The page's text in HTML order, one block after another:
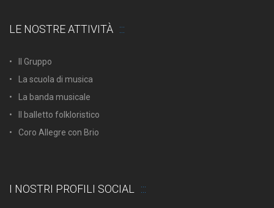
LE NOSTRE ATTIVITÀ
Il Gruppo
La scuola di musica
La banda musicale
Il balletto folkloristico
Coro Allegre con Brio
I NOSTRI PROFILI SOCIAL